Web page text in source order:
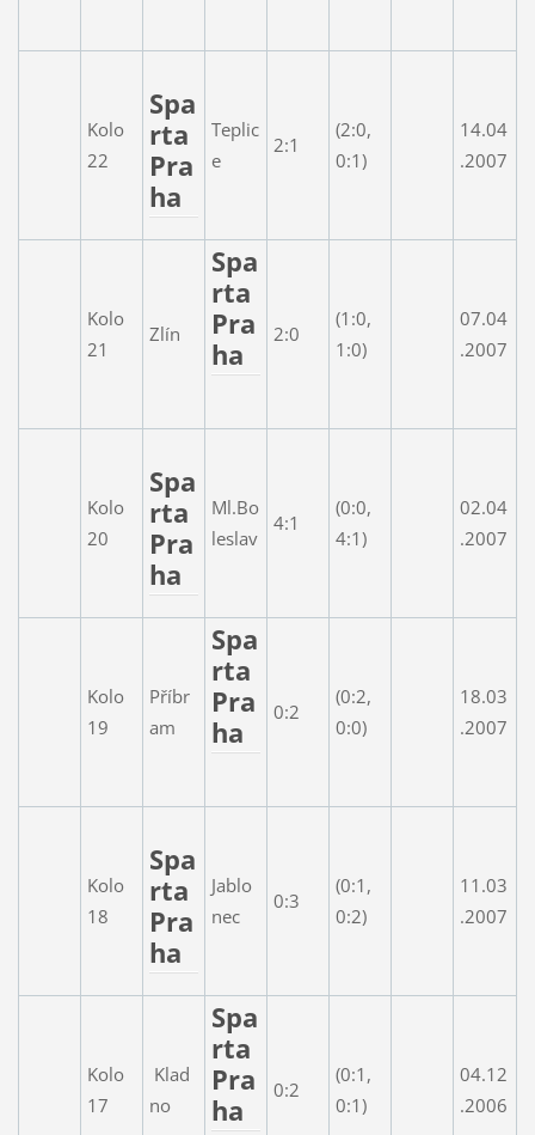
Kolo
22
Spa
rta
Pra
ha
Teplic
e
2:1
(2:0,
0:1)
14.04
.2007
Kolo
21
Zlín
Spa
rta
Pra
ha
2:0
(1:0,
1:0)
07.04
.2007
Kolo
20
Spa
rta
Pra
ha
Ml.Bo
leslav
4:1
(0:0,
4:1)
02.04
.2007
Kolo
19
Příbr
am
Spa
rta
Pra
ha
0:2
(0:2,
0:0)
18.03
.2007
Kolo
18
Spa
rta
Pra
ha
Jablo
nec
0:3
(0:1,
0:2)
11.03
.2007
Kolo
17
Klad
no
Spa
rta
Pra
ha
0:2
(0:1,
0:1)
04.12
.2006